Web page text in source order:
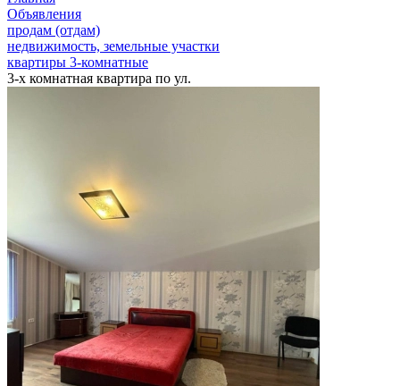
Объявления
продам (отдам)
недвижимость, земельные участки
квартиры 3-комнатные
3-х комнатная квартира по ул.